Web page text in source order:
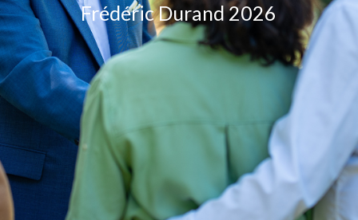
Frédéric Durand 2026